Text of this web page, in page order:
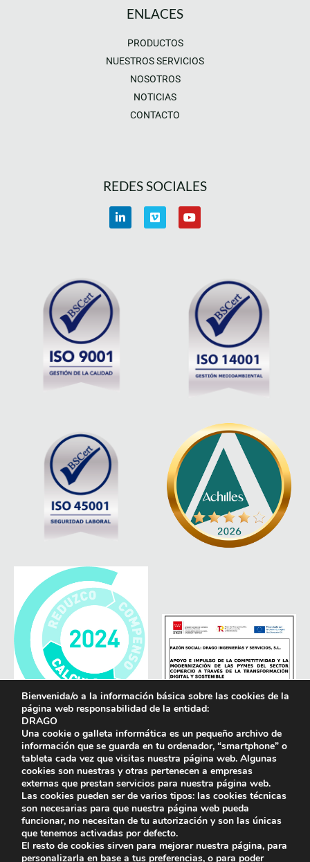
ENLACES
PRODUCTOS
NUESTROS SERVICIOS
NOSOTROS
NOTICIAS
CONTACTO
REDES SOCIALES
Bienvenida/o a la información básica sobre las cookies de la
página web responsabilidad de la entidad:
DRAGO
Una cookie o galleta informática es un pequeño archivo de
información que se guarda en tu ordenador, “smartphone” o
tableta cada vez que visitas nuestra página web. Algunas
cookies son nuestras y otras pertenecen a empresas
externas que prestan servicios para nuestra página web.
Las cookies pueden ser de varios tipos: las cookies técnicas
son necesarias para que nuestra página web pueda
funcionar, no necesitan de tu autorización y son las únicas
que tenemos activadas por defecto.
El resto de cookies sirven para mejorar nuestra página, para
personalizarla en base a tus preferencias, o para poder